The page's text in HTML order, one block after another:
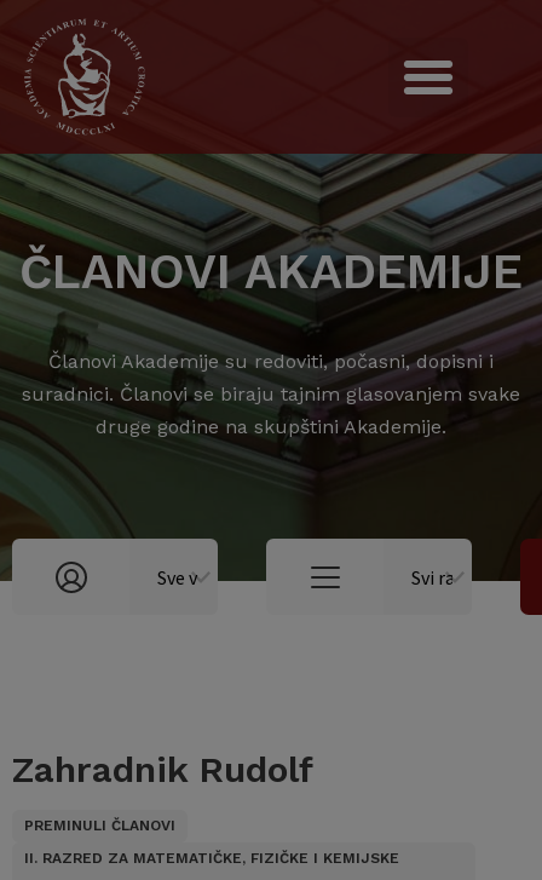
ČLANOVI AKADEMIJE
Članovi Akademije su redoviti, počasni, dopisni i
suradnici. Članovi se biraju tajnim glasovanjem svake
druge godine na skupštini Akademije.
Zahradnik Rudolf
PREMINULI ČLANOVI
II. RAZRED ZA MATEMATIČKE, FIZIČKE I KEMIJSKE